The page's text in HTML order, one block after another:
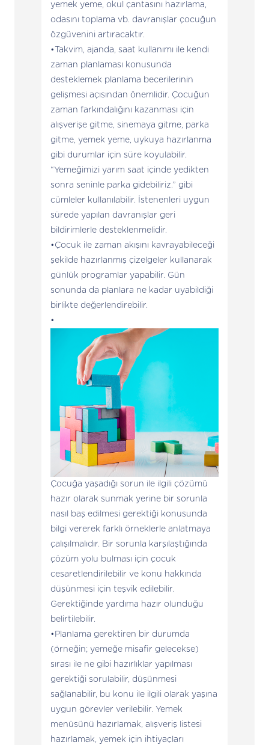
yemek yeme, okul çantasını hazırlama,
odasını toplama vb. davranışlar çocuğun
özgüvenini artıracaktır.
Takvim, ajanda, saat kullanımı ile kendi
zaman planlaması konusunda
desteklemek planlama becerilerinin
gelişmesi açısından önemlidir. Çocuğun
zaman farkındalığını kazanması için
alışverişe gitme, sinemaya gitme, parka
gitme, yemek yeme, uykuya hazırlanma
gibi durumlar için süre koyulabilir.
“Yemeğimizi yarım saat içinde yedikten
sonra seninle parka gidebiliriz.” gibi
cümleler kullanılabilir. İstenenleri uygun
sürede yapılan davranışlar geri
bildirimlerle desteklenmelidir.
Çocuk ile zaman akışını kavrayabileceği
şekilde hazırlanmış çizelgeler kullanarak
günlük programlar yapabilir. Gün
sonunda da planlara ne kadar uyabildiği
birlikte değerlendirebilir.
Çocuğa yaşadığı sorun ile ilgili çözümü
hazır olarak sunmak yerine bir sorunla
nasıl baş edilmesi gerektiği konusunda
bilgi vererek farklı örneklerle anlatmaya
çalışılmalıdır. Bir sorunla karşılaştığında
çözüm yolu bulması için çocuk
cesaretlendirilebilir ve konu hakkında
düşünmesi için teşvik edilebilir.
Gerektiğinde yardıma hazır olunduğu
belirtilebilir.
Planlama gerektiren bir durumda
(örneğin; yemeğe misafir gelecekse)
sırası ile ne gibi hazırlıklar yapılması
gerektiği sorulabilir, düşünmesi
sağlanabilir, bu konu ile ilgili olarak yaşına
uygun görevler verilebilir. Yemek
menüsünü hazırlamak, alışveriş listesi
hazırlamak, yemek için ihtiyaçları